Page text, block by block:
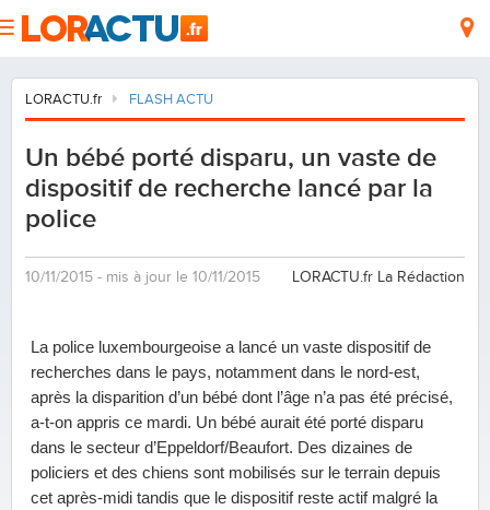
LORACTU.fr FLASH ACTU
Un bébé porté disparu, un vaste de
dispositif de recherche lancé par la
police
10/11/2015 - mis à jour le 10/11/2015 LORACTU.fr La Rédaction
La police luxembourgeoise a lancé un vaste dispositif de
recherches dans le pays, notamment dans le nord-est,
après la disparition d’un bébé dont l’âge n’a pas été précisé,
a-t-on appris ce mardi. Un bébé aurait été porté disparu
dans le secteur d’Eppeldorf/Beaufort. Des dizaines de
policiers et des chiens sont mobilisés sur le terrain depuis
cet après-midi tandis que le dispositif reste actif malgré la